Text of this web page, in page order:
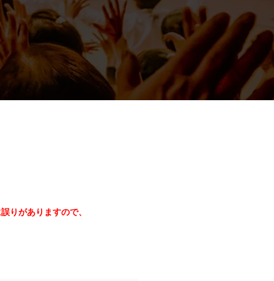
りがありますので、